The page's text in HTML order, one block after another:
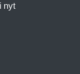
nyt